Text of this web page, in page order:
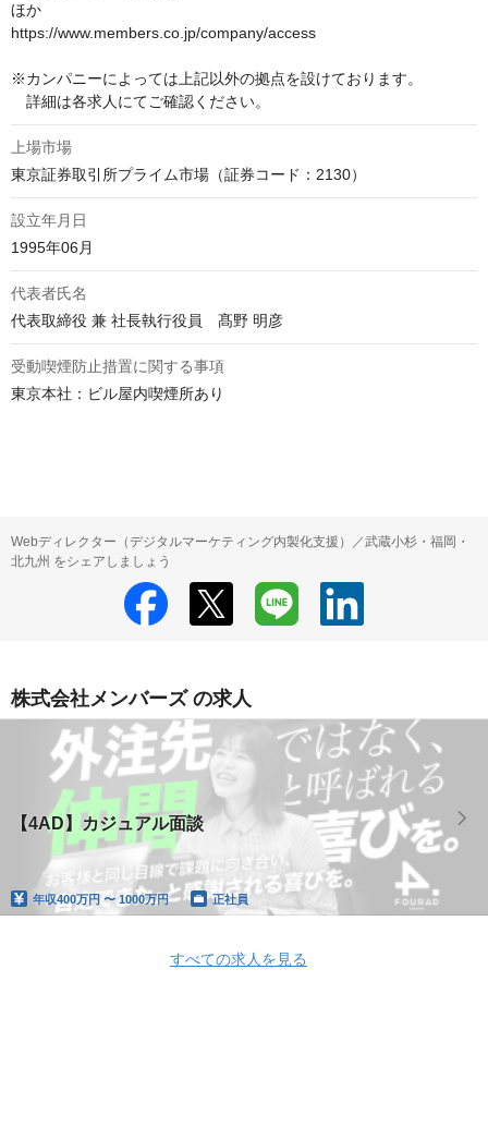
ほか
https://www.members.co.jp/company/access
※カンパニーによっては上記以外の拠点を設けております。
詳細は各求人にてご確認ください。
上場市場
東京証券取引所プライム市場（証券コード：2130）
設立年月日
1995年06月
代表者氏名
代表取締役 兼 社長執行役員　髙野 明彦
受動喫煙防止措置に関する事項
東京本社：ビル屋内喫煙所あり
Webディレクター（デジタルマーケティング内製化支援）／武蔵小杉・福岡・
北九州 をシェアしましょう
株式会社メンバーズ の求人
【4AD】カジュアル面談
年収400万円 〜 1000万円 正社員
すべての求人を見る